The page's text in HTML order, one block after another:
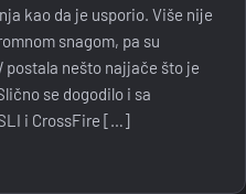
kao da je usporio. Više nije
snagom, pa su
postala nešto najjače što je
se dogodilo i sa
i CrossFire […]